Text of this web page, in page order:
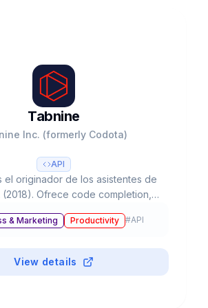
Tabnine
Inc. (formerly Codota)
API
el originador de los asistentes de
Ofrece code completion,
SaaS, VPC, on-prem o air-
2013 en Tel Aviv. $55M funding.
& Marketing Productivity #API
View details